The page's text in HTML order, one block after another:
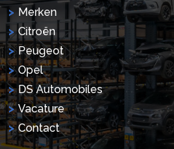
Merken
Citroën
Peugeot
Opel
DS Automobiles
Vacature
Contact